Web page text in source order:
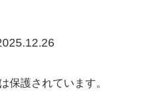
保護されています。